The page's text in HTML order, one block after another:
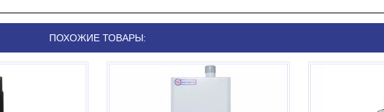
ПОХОЖИЕ ТОВАРЫ: